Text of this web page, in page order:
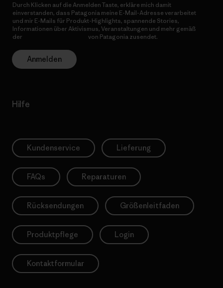
Durch Klicken auf die Anmelden Taste, erkläre mich damit
einverstanden, dass Patagonia meine E-Mail-Adresse verarbeitet
und mir E-Mails für Produkt-Highlights, spannende Stories,
Informationen über Aktivismus, Veranstaltungen und mehr gemäß
der
von Patagonia zusendet.
Anmelden
Hilfe
Kundenservice Lieferung
FAQs Reparaturen
Rücksendungen Größenleitfaden
Produktpflege Login
Kontaktformular